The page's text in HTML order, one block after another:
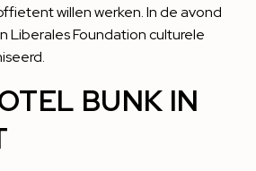
willen werken. In de avond
Liberales Foundation culturele
BUNK IN